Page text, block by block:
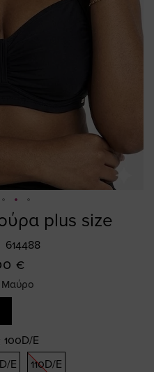
plus size
614488
€
Μαύρο
100D/E
E 110D/E